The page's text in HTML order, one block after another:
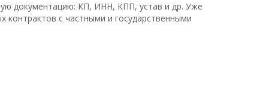
документацию: КП, ИНН, КПП, устав и др. Уже
контрактов с частными и государственными